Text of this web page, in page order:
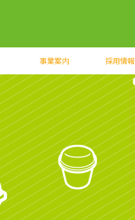
事業案内 採用情報